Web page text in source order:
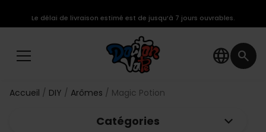
language search
Le délai de livraison estimé est de jusqu’à 7 jours ouvrables.
Accueil DIY Arômes Magic Potion
Catégories keyboard_arrow_down